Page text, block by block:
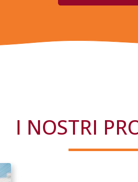
I NOSTRI